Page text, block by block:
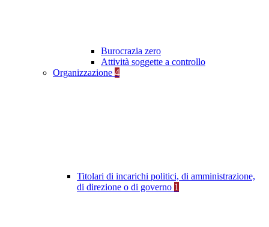
Burocrazia zero
Attività soggette a controllo
Organizzazione 4
Titolari di incarichi politici, di amministrazione,
di direzione o di governo 1